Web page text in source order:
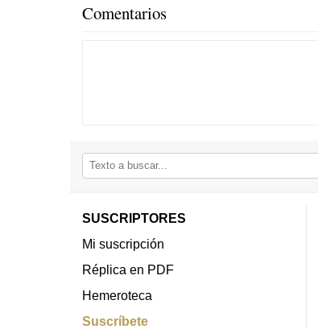
Comentarios
SUSCRIPTORES
Mi suscripción
Réplica en PDF
Hemeroteca
Suscríbete